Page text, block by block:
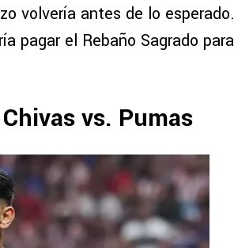
volvería antes de lo esperado.
pagar el Rebaño Sagrado para
vs. Pumas